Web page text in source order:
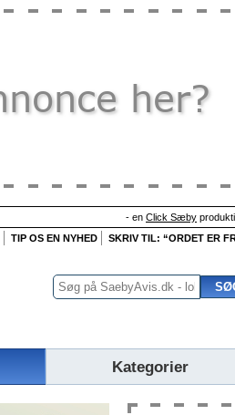
- en Click Sæby
TIP OS EN NYHED SKRIV TIL: “ORDET ER
Kategorier